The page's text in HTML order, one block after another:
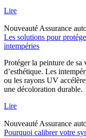
Lire
Nouveauté Assurance
Les solutions pour
intempéries
Protéger la peinture de sa
d’esthétique. Les
ou les rayons UV
une décoloration durable.
Lire
Nouveauté Assurance
Pourquoi calibrer votre